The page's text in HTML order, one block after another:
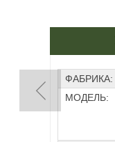
ФАБРИКА:
МОДЕЛЬ: